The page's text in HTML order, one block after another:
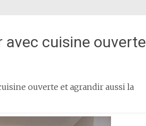
avec cuisine ouverte
ouverte et agrandir aussi la